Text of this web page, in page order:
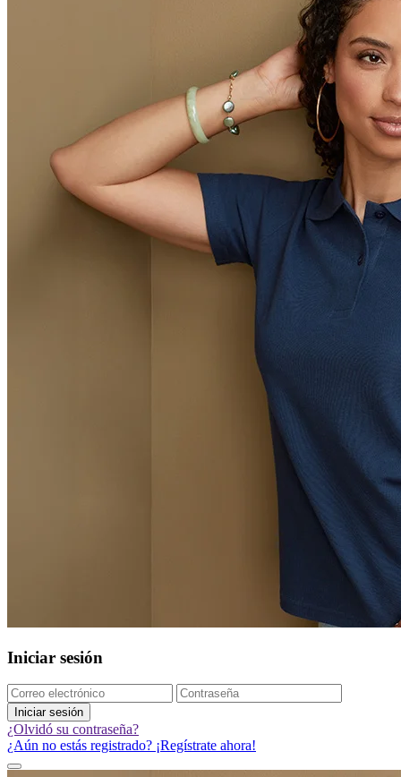
Iniciar sesión
Iniciar sesión
¿Olvidó su contraseña?
¿Aún no estás registrado? ¡Regístrate ahora!